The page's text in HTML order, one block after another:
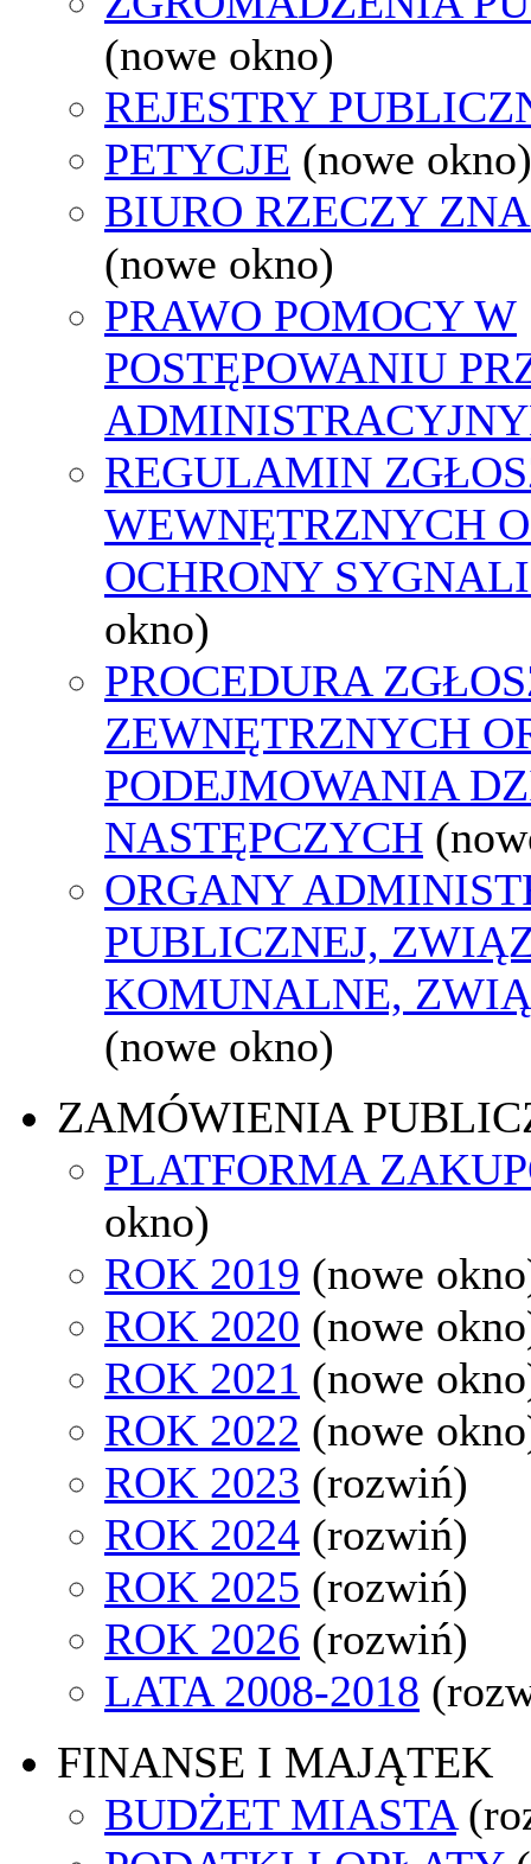
(nowe okno)
REJESTRY
PETYCJE (nowe okno)
BIURO RZECZY
(nowe okno)
PRAWO POMOCY W
POSTĘPOWANIU
REGULAMIN
WEWNĘTRZNYCH
OCHRONY
okno)
PROCEDURA
ZEWNĘTRZNYCH
PODEJMOWANIA
NASTĘPCZYCH
ORGANY
PUBLICZNEJ,
KOMUNALNE,
(nowe okno)
ZAMÓWIENIA
PLATFORMA
okno)
ROK 2019 (nowe
ROK 2020 (nowe
ROK 2021 (nowe
ROK 2022 (nowe
ROK 2023 (rozwiń)
ROK 2024 (rozwiń)
ROK 2025 (rozwiń)
ROK 2026 (rozwiń)
LATA 2008-2018
FINANSE I MAJĄTEK
BUDŻET MIASTA